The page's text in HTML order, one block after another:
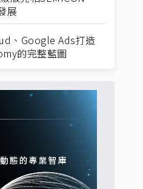
展
、Google Ads打造
的完整藍圖